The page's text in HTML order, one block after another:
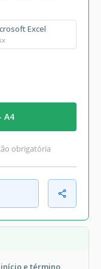
Excel
A4
obrigatória
início e término